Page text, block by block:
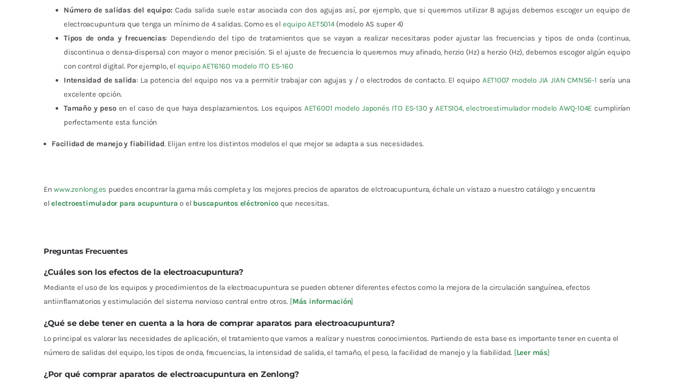
Número de salidas del equipo: Cada salida suele estar asociada con dos agujas así, por ejemplo, que si queremos utilizar 8 agujas debemos escoger un equipo de
electroacupuntura que tenga un mínimo de 4 salidas. Como es el equipo AET5014(modelo AS super 4)
Tipos de onda y frecuencias: Dependiendo del tipo de tratamientos que se vayan a realizar necesitaras poder ajustar las frecuencias y tipos de onda (continua,
discontinua o densa-dispersa) con mayor o menor precisión. Si el ajuste de frecuencia lo queremos muy afinado, herzio (Hz) a herzio (Hz), debemos escoger algún equipo
con control digital. Por ejemplo, el equipo AET6160 modelo ITO ES-160
Intensidad de salida: La potencia del equipo nos va a permitir trabajar con agujas y / o electrodos de contacto. El equipo AET1007 modelo JIA JIAN CMNS6-1 sería una
excelente opción.
Tamaño y pesoen el caso de que haya desplazamientos. Los equipos AET6001 modelo Japonés ITO ES-130 y AET5104, electroestimulador modelo AWQ-104E cumplirían
perfectamente esta función
Facilidad de manejo y fiabilidad. Elijan entre los distintos modelos el que mejor se adapta a sus necesidades.
Enwww.zenlong.es puedes encontrar la gama más completa y los mejores precios de aparatos de elctroacupuntura, échale un vistazo a nuestro catálogo y encuentra
elelectroestimulador para acupuntura o el buscapuntos eléctronico que necesitas.
Preguntas Frecuentes
¿Cuáles son los efectos de la electroacupuntura?
Mediante el uso de los equipos y procedimientos de la electroacupuntura se pueden obtener diferentes efectos como la mejora de la circulación sanguínea, efectos
antiinflamatorios y estimulación del sistema nervioso central entre otros. [Más información]
¿Qué se debe tener en cuenta a la hora de comprar aparatos para electroacupuntura?
Lo principal es valorar las necesidades de aplicación, el tratamiento que vamos a realizar y nuestros conocimientos. Partiendo de esta base es importante tener en cuenta el
número de salidas del equipo, los tipos de onda, frecuencias, la intensidad de salida, el tamaño, el peso, la facilidad de manejo y la fiabilidad. [Leer más]
¿Por qué comprar aparatos de electroacupuntura en Zenlong?